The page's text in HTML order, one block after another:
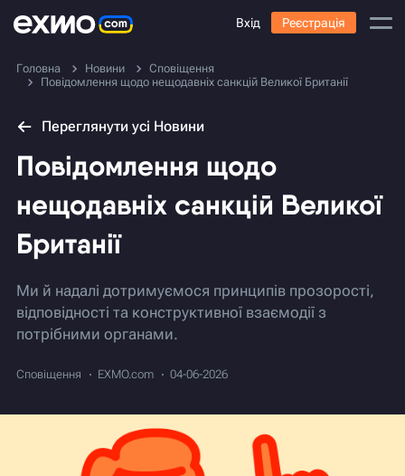
Вхід Реєстрація
Головна Новини
Сповіщення
Повідомлення щодо нещодавніх санкцій Великої Британії
Переглянути усі Новини
Повідомлення щодо
нещодавніх санкцій Великої
Британії
Ми й надалі дотримуємося принципів прозорості,
відповідності та конструктивної взаємодії з
потрібними органами.
Сповіщення EXMO.com 04-06-2026